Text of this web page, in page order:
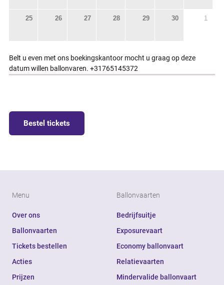
25 26 27 28 29 30 1
Belt u even met ons boekingskantoor mocht u graag op deze
datum willen ballonvaren. +31765145372
Bestel tickets
Menu
Over ons
Ballonvaarten
Tickets bestellen
Acties
Prijzen
Ballonvaarten
Bedrijfsuitje
Exposurevaart
Economy ballonvaart
Relatievaarten
Mindervalide ballonvaart